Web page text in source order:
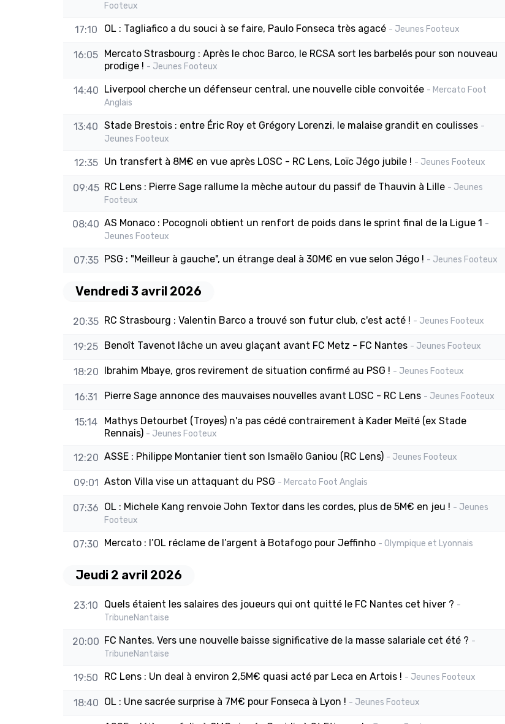
Footeux
17:10 OL : Tagliafico a du souci à se faire, Paulo Fonseca très agacé - Jeunes Footeux
16:05 Mercato Strasbourg : Après le choc Barco, le RCSA sort les barbelés pour son nouveau
prodige ! - Jeunes Footeux
14:40 Liverpool cherche un défenseur central, une nouvelle cible convoitée - Mercato Foot
Anglais
13:40 Stade Brestois : entre Éric Roy et Grégory Lorenzi, le malaise grandit en coulisses -
Jeunes Footeux
12:35 Un transfert à 8M€ en vue après LOSC - RC Lens, Loïc Jégo jubile ! - Jeunes Footeux
09:45 RC Lens : Pierre Sage rallume la mèche autour du passif de Thauvin à Lille - Jeunes
Footeux
08:40 AS Monaco : Pocognoli obtient un renfort de poids dans le sprint final de la Ligue 1 -
Jeunes Footeux
07:35 PSG : "Meilleur à gauche", un étrange deal à 30M€ en vue selon Jégo ! - Jeunes Footeux
Vendredi 3 avril 2026
20:35 RC Strasbourg : Valentin Barco a trouvé son futur club, c'est acté ! - Jeunes Footeux
19:25 Benoît Tavenot lâche un aveu glaçant avant FC Metz - FC Nantes - Jeunes Footeux
18:20 Ibrahim Mbaye, gros revirement de situation confirmé au PSG ! - Jeunes Footeux
16:31 Pierre Sage annonce des mauvaises nouvelles avant LOSC - RC Lens - Jeunes Footeux
15:14
Mathys Detourbet (Troyes) n'a pas cédé contrairement à Kader Meïté (ex Stade
Rennais) - Jeunes Footeux
12:20 ASSE : Philippe Montanier tient son Ismaëlo Ganiou (RC Lens) - Jeunes Footeux
09:01 Aston Villa vise un attaquant du PSG - Mercato Foot Anglais
07:36 OL : Michele Kang renvoie John Textor dans les cordes, plus de 5M€ en jeu ! - Jeunes
Footeux
07:30 Mercato : l’OL réclame de l’argent à Botafogo pour Jeffinho - Olympique et Lyonnais
Jeudi 2 avril 2026
23:10 Quels étaient les salaires des joueurs qui ont quitté le FC Nantes cet hiver ? -
TribuneNantaise
20:00 FC Nantes. Vers une nouvelle baisse significative de la masse salariale cet été ? -
TribuneNantaise
19:50 RC Lens : Un deal à environ 2,5M€ quasi acté par Leca en Artois ! - Jeunes Footeux
18:40 OL : Une sacrée surprise à 7M€ pour Fonseca à Lyon ! - Jeunes Footeux